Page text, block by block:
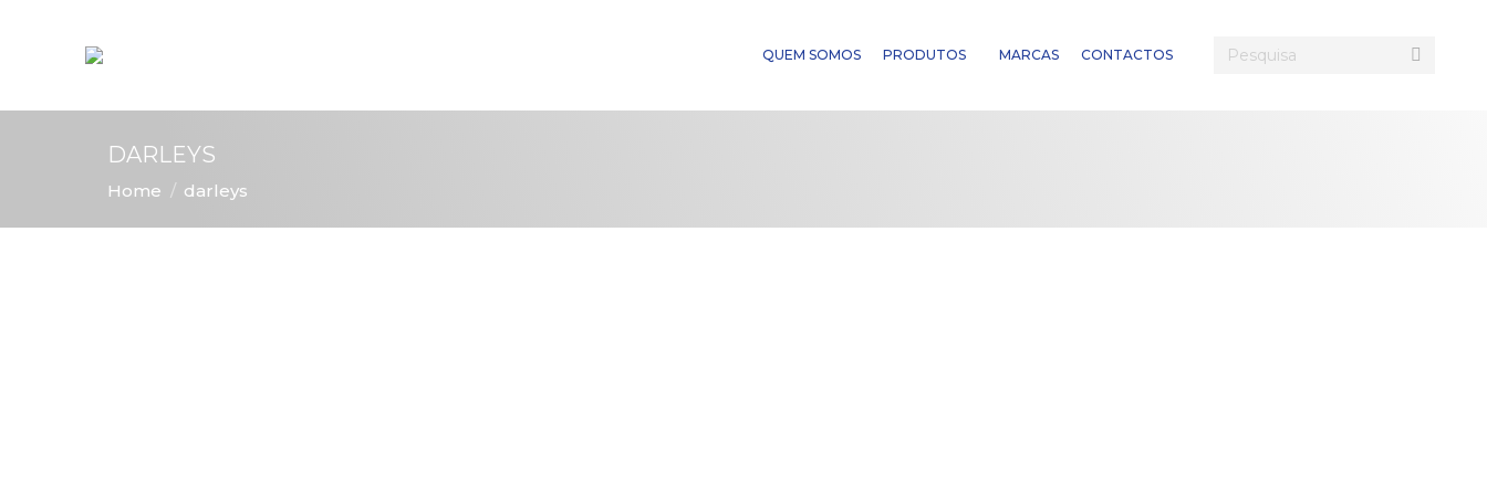
QUEM SOMOS PRODUTOS MARCAS CONTACTOS Search:
DARLEYS
You are here:
Home darleys